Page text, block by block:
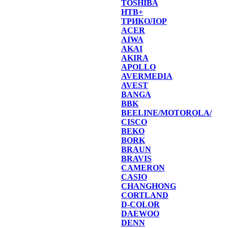
TOSHIBA
НТВ+
ТРИКОЛОР
ACER
AIWA
AKAI
AKIRA
APOLLO
AVERMEDIA
AVEST
BANGA
BBK
BEELINE/MOTOROLA/
CISCO
BEKO
BORK
BRAUN
BRAVIS
CAMERON
CASIO
CHANGHONG
CORTLAND
D-COLOR
DAEWOO
DENN